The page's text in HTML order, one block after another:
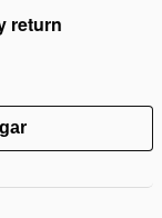
return